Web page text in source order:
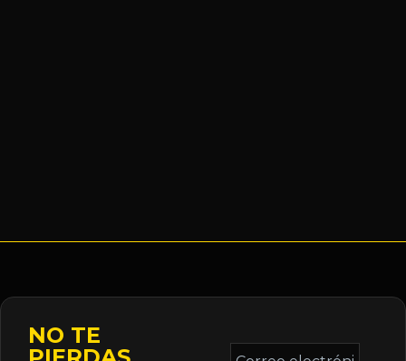
NO TE
Correo